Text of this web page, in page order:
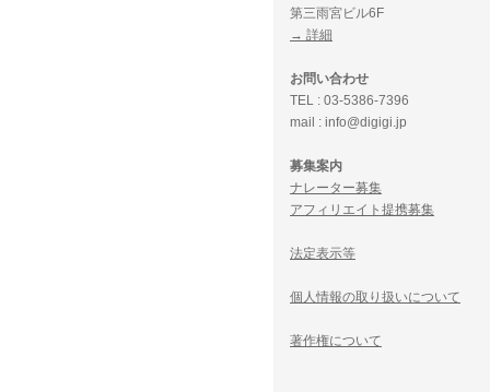
第三雨宮ビル6F
→ 詳細
お問い合わせ
TEL : 03-5386-7396
mail : info@digigi.jp
募集案内
ナレーター募集
アフィリエイト提携募集
法定表示等
個人情報の取り扱いについて
著作権について